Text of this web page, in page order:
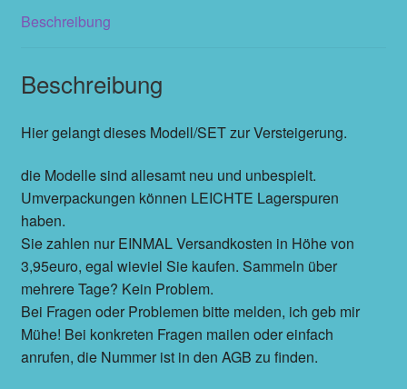
Beschreibung
Beschreibung
Hier gelangt dieses Modell/SET zur Versteigerung.
die Modelle sind allesamt neu und unbespielt.
Umverpackungen können LEICHTE Lagerspuren
haben.
Sie zahlen nur EINMAL Versandkosten in Höhe von
3,95euro, egal wieviel Sie kaufen. Sammeln über
mehrere Tage? Kein Problem.
Bei Fragen oder Problemen bitte melden, ich geb mir
Mühe! Bei konkreten Fragen mailen oder einfach
anrufen, die Nummer ist in den AGB zu finden.